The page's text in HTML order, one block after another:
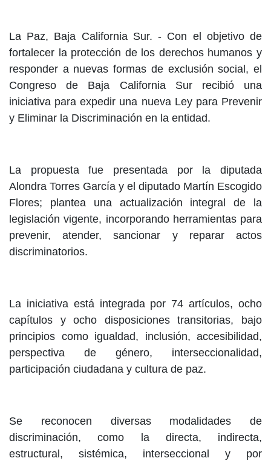
La Paz, Baja California Sur. - Con el objetivo de
fortalecer la protección de los derechos humanos y
responder a nuevas formas de exclusión social, el
Congreso de Baja California Sur recibió una
iniciativa para expedir una nueva Ley para Prevenir
y Eliminar la Discriminación en la entidad.
La propuesta fue presentada por la diputada
Alondra Torres García y el diputado Martín Escogido
Flores; plantea una actualización integral de la
legislación vigente, incorporando herramientas para
prevenir, atender, sancionar y reparar actos
discriminatorios.
La iniciativa está integrada por 74 artículos, ocho
capítulos y ocho disposiciones transitorias, bajo
principios como igualdad, inclusión, accesibilidad,
perspectiva de género, interseccionalidad,
participación ciudadana y cultura de paz.
Se reconocen diversas modalidades de
discriminación, como la directa, indirecta,
estructural, sistémica, interseccional y por